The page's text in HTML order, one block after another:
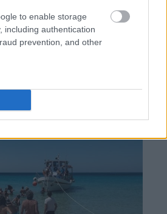
to enable storage
including authentication
prevention, and other
deal
«Είναι από τους πιο...
της EuroLeague, αλλά τόσο καλό